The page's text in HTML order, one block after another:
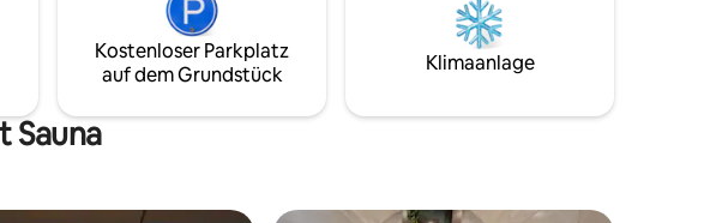
in 8 Gehminuten erreichbar 🚇 Zugang
zu Netflix · Disney+ · Canal+ · Prime Video
· YouTube Premium 🎞 🔐 100 %
autonome Anreise für ein Erlebnis in
Kostenloser Parkplatz
auf dem Grundstück
Klimaanlage
Sauna